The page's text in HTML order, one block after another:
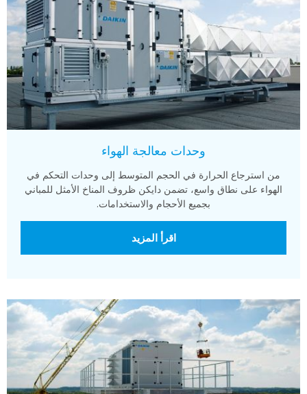
وحدات معالجة الهواء
من استرجاع الحرارة في الحجم المتوسط إلى وحدات التحكم في
الهواء على نطاق واسع، تضمن دايكن ظروف المناخ الأمثل للمباني
بجميع الأحجام والاستخدامات.
اقرأ المزيد